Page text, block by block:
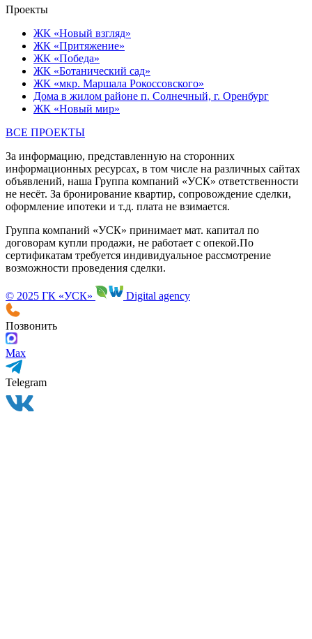
Проекты
ЖК «Новый взгляд»
ЖК «Притяжение»
ЖК «Победа»
ЖК «Ботанический сад»
ЖК «мкр. Маршала Рокоссовского»
Дома в жилом районе п. Солнечный, г. Оренбург
ЖК «Новый мир»
ВСЕ ПРОЕКТЫ
За информацию, представленную на сторонних
информационных ресурсах, в том числе на различных сайтах
объявлений, наша Группа компаний «УСК» ответственности
не несёт. За бронирование квартир, сопровождение сделки,
оформление ипотеки и т.д. плата не взимается.
Группа компаний «УСК» принимает мат. капитал по
договорам купли продажи, не работает с опекой.По
сертификатам требуется индивидуальное рассмотрение
возможности проведения сделки.
© 2025 ГК «УСК» Digital agency
Позвонить
Max
Telegram